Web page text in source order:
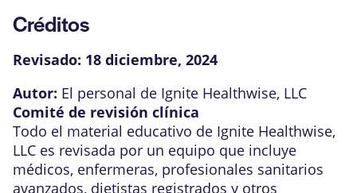
Créditos
Revisado: 18 diciembre, 2024
Autor: El personal de Ignite Healthwise, LLC
Comité de revisión clínica
Todo el material educativo de Ignite Healthwise,
LLC es revisada por un equipo que incluye
médicos, enfermeras, profesionales sanitarios
avanzados, dietistas registrados y otros